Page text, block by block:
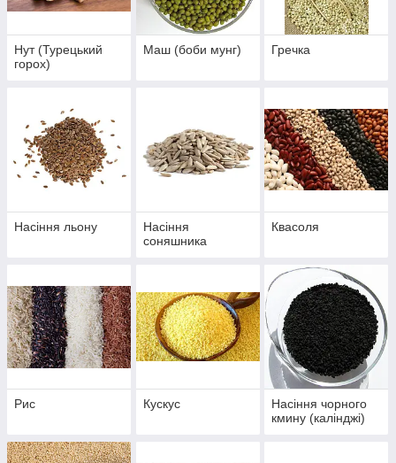
Нут (Турецький
горох)
Маш (боби мунг) Гречка
Насіння льону
Насіння
соняшника
Квасоля
Рис Кускус
Насіння чорного
кмину (калінджі)